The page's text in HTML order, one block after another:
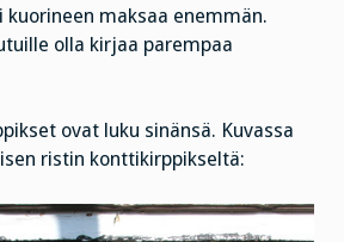
maksaa enemmän.
olla kirjaa parempaa
ovat luku sinänsä. Kuvassa
ristin konttikirppikseltä: